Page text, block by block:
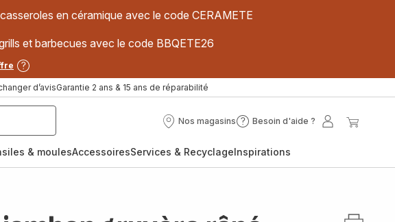
en céramique avec le code CERAMETE
et barbecues avec le code BBQETE26
d’avisGarantie 2 ans & 15 ans de réparabilité
Nos magasins
Nos
Besoin d'aide ?
Besoin
?
Mon
& moulesAccessoiresServices & RecyclageInspirations